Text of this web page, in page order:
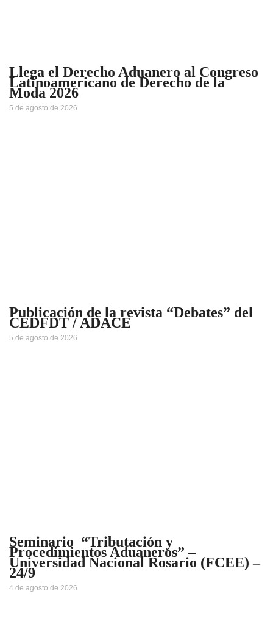
Llega el Derecho Aduanero al Congreso
Latinoamericano de Derecho de la
Moda 2026
5 de agosto de 2026
Publicación de la revista “Debates” del
CEDFDT / ADACE
5 de agosto de 2026
Seminario “Tributación y
Procedimientos Aduaneros” –
Universidad Nacional Rosario (FCEE) –
24/9
4 de agosto de 2026